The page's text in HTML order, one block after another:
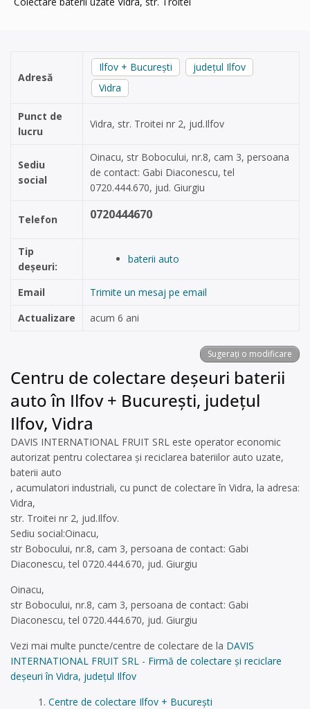
Adresă
Ilfov + București
județul Ilfov
Vidra
Punct de
lucru
Vidra, str. Troitei nr 2, jud.Ilfov
Sediu
social
Oinacu, str Bobocului, nr.8, cam 3, persoana
de contact: Gabi Diaconescu, tel
0720.444.670, jud. Giurgiu
Telefon 0720444670
Tip
deșeuri:
baterii auto
Email
Trimite un mesaj pe email
Actualizare
acum 6 ani
Sugerați o modificare
Centru de colectare deșeuri baterii
auto în Ilfov + București, județul
Ilfov, Vidra
DAVIS INTERNATIONAL FRUIT SRL este operator economic
autorizat pentru colectarea și reciclarea bateriilor auto uzate,
baterii auto
, acumulatori industriali, cu punct de colectare în Vidra, la adresa:
Vidra,
str. Troitei nr 2, jud.Ilfov.
Sediu social:Oinacu,
str Bobocului, nr.8, cam 3, persoana de contact: Gabi
Diaconescu, tel 0720.444.670, jud. Giurgiu
Oinacu,
str Bobocului, nr.8, cam 3, persoana de contact: Gabi
Diaconescu, tel 0720.444.670, jud. Giurgiu
Vezi mai multe puncte/centre de colectare de la DAVIS
INTERNATIONAL FRUIT SRL - Firmă de colectare și reciclare
deșeuri în Vidra, județul Ilfov
Centre de colectare Ilfov + București